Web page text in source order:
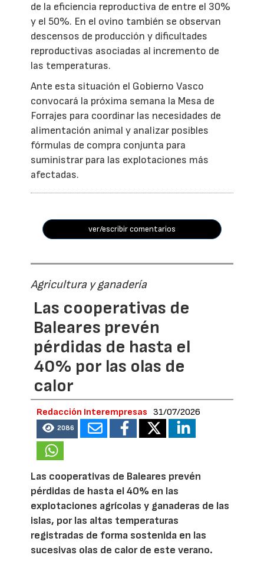
de la eficiencia reproductiva de entre el 30%
y el 50%. En el ovino también se observan
descensos de producción y dificultades
reproductivas asociadas al incremento de
las temperaturas.
Ante esta situación el Gobierno Vasco
convocará la próxima semana la Mesa de
Forrajes para coordinar las necesidades de
alimentación animal y analizar posibles
fórmulas de compra conjunta para
suministrar para las explotaciones más
afectadas.
ver/escribir comentarios
Agricultura y ganadería
Las cooperativas de
Baleares prevén
pérdidas de hasta el
40% por las olas de
calor
Redacción Interempresas 31/07/2026
2086
Las cooperativas de Baleares prevén
pérdidas de hasta el 40% en las
explotaciones agrícolas y ganaderas de las
islas, por las altas temperaturas
registradas de forma sostenida en las
sucesivas olas de calor de este verano.